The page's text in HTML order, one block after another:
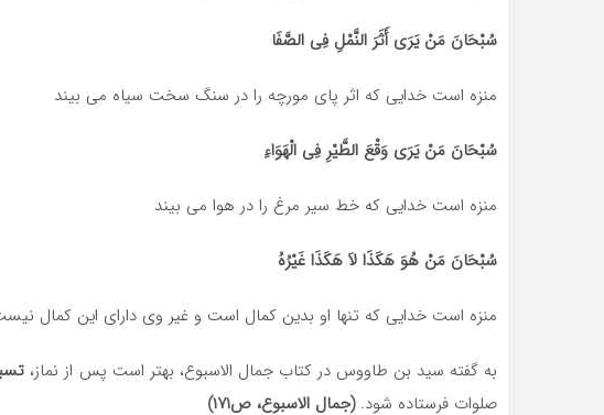
سُبْحَانَ مَنْ یَرَی أَثَرَ النَّمْلِ فِی الصَّفَا
منزه است خدایی که اثر پای مورچه را در سنگ سخت سیاه می ‏بیند
سُبْحَانَ مَنْ یَرَی وَقْعَ الطَّیْرِ فِی الْهَوَاءِ
منزه است خدایی که خط سیر مرغ را در هوا می‏ بیند
سُبْحَانَ مَنْ هُوَ هَکَذَا لاَ هَکَذَا غَیْرُهُ‏
منزه است خدایی که تنها او بدین کمال است و غیر وی دارای این کمال
به گفته سید بن طاووس در کتاب جمال الاسبوع، بهتر است پس از نماز،
صلوات فرستاده شود.(جمال الاسبوع، ص۱۷۱)